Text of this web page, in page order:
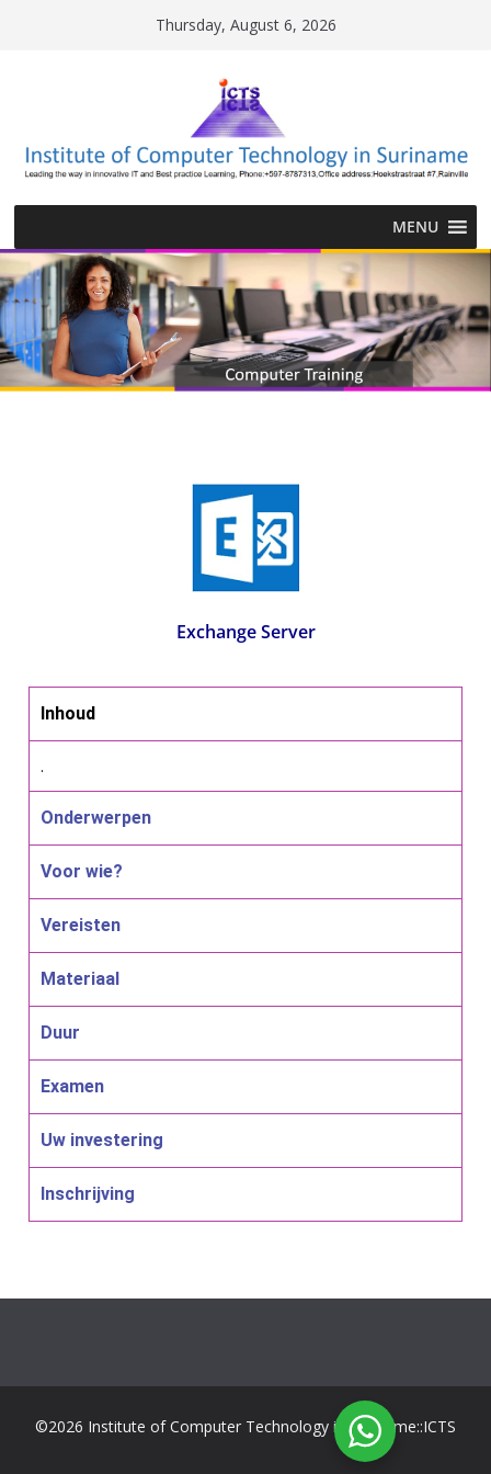
Thursday, August 6, 2026
MENU
Exchange Server
Inhoud
.
Onderwerpen
Voor wie?
Vereisten
Materiaal
Duur
Examen
Uw investering
Inschrijving
©2026 Institute of Computer Technology in Suriname::ICTS